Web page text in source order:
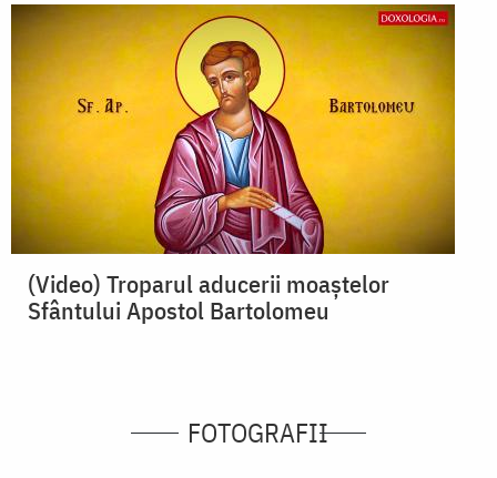
(Video) Troparul aducerii moaștelor
Sfântului Apostol Bartolomeu
FOTOGRAFII